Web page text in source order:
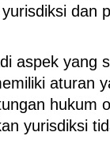
dan
aspek yang
aturan
hukum
yurisdiksi